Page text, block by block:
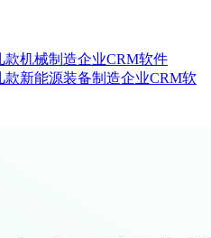
款机械制造企业CRM软件
款新能源装备制造企业CRM软